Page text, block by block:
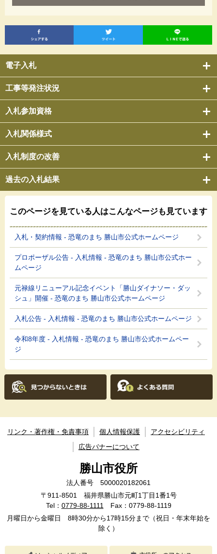
電子入札
工事等発注状況
入札参加資格
入札関係様式
入札制度の改善
過去の入札結果
このページを見ている人はこんなページも見ています
入札・契約情報 - 恐竜のまち 勝山市公式ホームページ
プロポーザル公告 - 入札情報 - 恐竜のまち 勝山市公式ホー
ムページ
元禄線リニューアル記念イベント「勝山ダイナソー・ダッ
シュ」開催 - 恐竜のまち 勝山市公式ホームページ
入札公告 - 入札情報 - 恐竜のまち 勝山市公式ホームページ
令和8年度 - 入札情報 - 恐竜のまち 勝山市公式ホームペー
ジ
リンク・著作権・免責事項 個人情報保護
アクセシビリティ
広告バナーについて
勝山市役所
法人番号 5000020182061
〒911-8501 福井県勝山市元町1丁目1番1号
Tel： 0779-88-1111Fax：0779-88-1119
月曜日から金曜日 8時30分から17時15分まで（祝日・年末年始を
除く）